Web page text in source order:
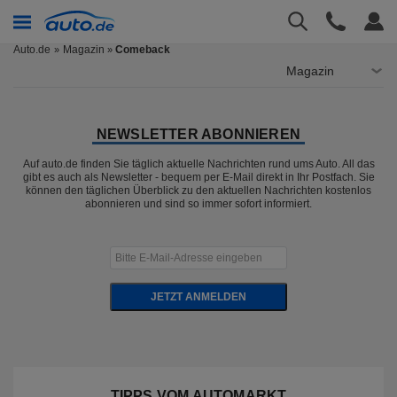
Auto.de Magazin » Comeback
Magazin
NEWSLETTER ABONNIEREN
Auf auto.de finden Sie täglich aktuelle Nachrichten rund ums Auto. All das
gibt es auch als Newsletter - bequem per E-Mail direkt in Ihr Postfach. Sie
können den täglichen Überblick zu den aktuellen Nachrichten kostenlos
abonnieren und sind so immer sofort informiert.
JETZT ANMELDEN